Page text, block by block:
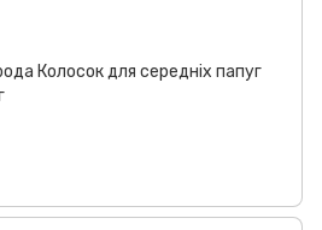
Колосок для середніх папуг